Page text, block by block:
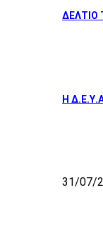
ΔΕΛΤΙΟ
Η
31/07/